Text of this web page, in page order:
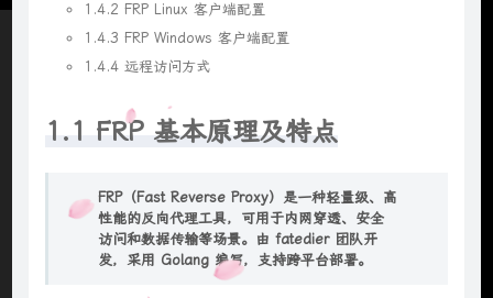
1.4.2 FRP Linux 客户端配置
1.4.3 FRP Windows 客户端配置
1.4.4 远程访问方式
1.1 FRP 基本原理及特点
FRP（Fast Reverse Proxy）是一种轻量级、高
性能的反向代理工具，可用于内网穿透、安全
访问和数据传输等场景。由 fatedier 团队开
发，采用 Golang 编写，支持跨平台部署。